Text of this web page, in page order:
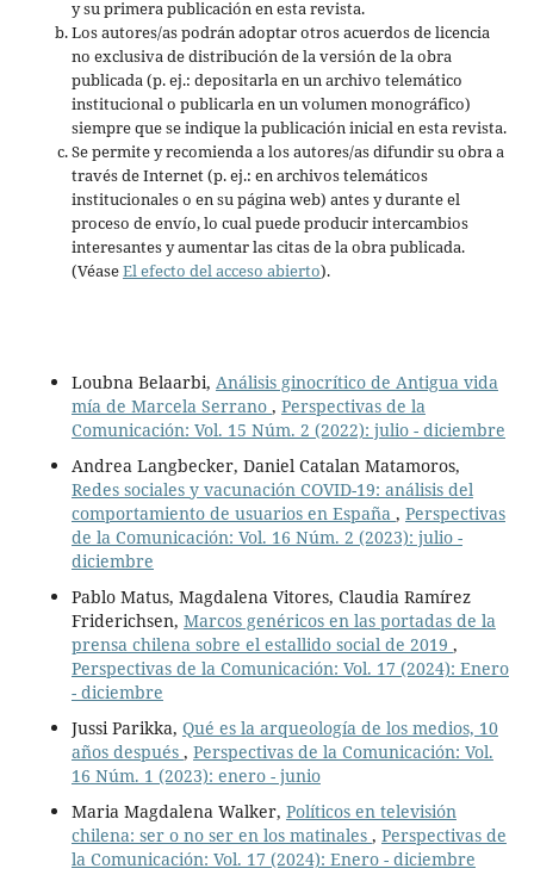
y su primera publicación en esta revista.
Los autores/as podrán adoptar otros acuerdos de licencia
no exclusiva de distribución de la versión de la obra
publicada (p. ej.: depositarla en un archivo telemático
institucional o publicarla en un volumen monográfico)
siempre que se indique la publicación inicial en esta revista.
Se permite y recomienda a los autores/as difundir su obra a
través de Internet (p. ej.: en archivos telemáticos
institucionales o en su página web) antes y durante el
proceso de envío, lo cual puede producir intercambios
interesantes y aumentar las citas de la obra publicada.
(VéaseEl efecto del acceso abierto).
Loubna Belaarbi, Análisis ginocrítico de Antigua vida
mía de Marcela Serrano , Perspectivas de la
Comunicación: Vol. 15 Núm. 2 (2022): julio - diciembre
Andrea Langbecker, Daniel Catalan Matamoros,
Redes sociales y vacunación COVID-19: análisis del
comportamiento de usuarios en España , Perspectivas
de la Comunicación: Vol. 16 Núm. 2 (2023): julio -
diciembre
Pablo Matus, Magdalena Vitores, Claudia Ramírez
Friderichsen, Marcos genéricos en las portadas de la
prensa chilena sobre el estallido social de 2019 ,
Perspectivas de la Comunicación: Vol. 17 (2024): Enero
- diciembre
Jussi Parikka, Qué es la arqueología de los medios, 10
años después , Perspectivas de la Comunicación: Vol.
16 Núm. 1 (2023): enero - junio
Maria Magdalena Walker, Políticos en televisión
chilena: ser o no ser en los matinales , Perspectivas de
la Comunicación: Vol. 17 (2024): Enero - diciembre